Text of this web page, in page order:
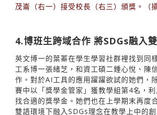
茂崙（右一）接受校長（右三）頒獎。（
4.博班生跨域合作 將SDGs融入
英文博一的葉蓁在學生學習社群裡找到同
工系博一張緒芝，和資工碩二鍾心悅、陳
作。對於AI工具的應用躍躍欲試的她們，
賽中以「獎學金管家」獲教學組第4名，
找合適的獎學金。她們也在上學期末再度
雙語環境下融入SDGs理念在教學上中的